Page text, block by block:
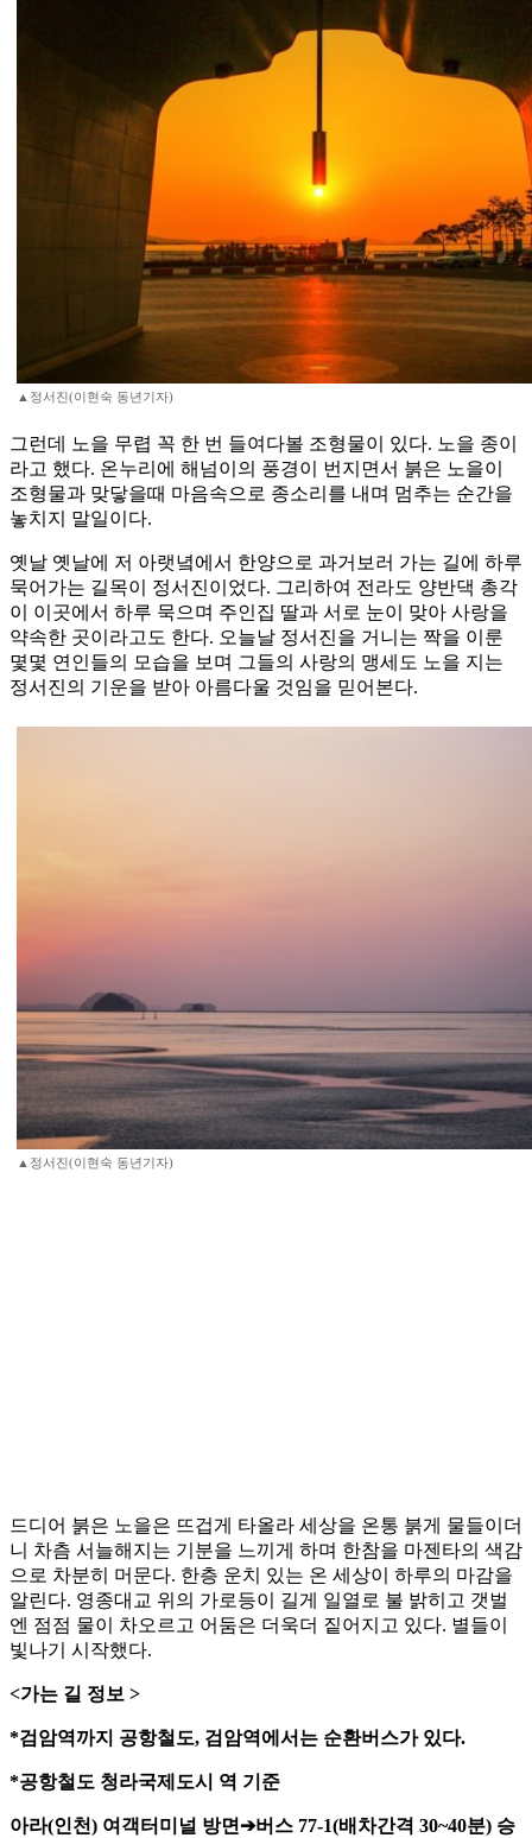
▲정서진(이현숙 동년기자)
그런데 노을 무렵 꼭 한 번 들여다볼 조형물이 있다. 노을 종이
라고 했다. 온누리에 해넘이의 풍경이 번지면서 붉은 노을이
조형물과 맞닿을때 마음속으로 종소리를 내며 멈추는 순간을
놓치지 말일이다.
옛날 옛날에 저 아랫녘에서 한양으로 과거보러 가는 길에 하루
묵어가는 길목이 정서진이었다. 그리하여 전라도 양반댁 총각
이 이곳에서 하루 묵으며 주인집 딸과 서로 눈이 맞아 사랑을
약속한 곳이라고도 한다. 오늘날 정서진을 거니는 짝을 이룬
몇몇 연인들의 모습을 보며 그들의 사랑의 맹세도 노을 지는
정서진의 기운을 받아 아름다울 것임을 믿어본다.
▲정서진(이현숙 동년기자)
드디어 붉은 노을은 뜨겁게 타올라 세상을 온통 붉게 물들이더
니 차츰 서늘해지는 기분을 느끼게 하며 한참을 마젠타의 색감
으로 차분히 머문다. 한층 운치 있는 온 세상이 하루의 마감을
알린다. 영종대교 위의 가로등이 길게 일열로 불 밝히고 갯벌
엔 점점 물이 차오르고 어둠은 더욱더 짙어지고 있다. 별들이
빛나기 시작했다.
<가는 길 정보 >
*검암역까지 공항철도, 검암역에서는 순환버스가 있다.
*공항철도 청라국제도시 역 기준
아라(인천) 여객터미널 방면➔버스 77-1(배차간격 30~40분) 승